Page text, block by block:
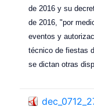
de 2016 y su
de 2016, "por
eventos y
técnico de fiestas
se dictan otras